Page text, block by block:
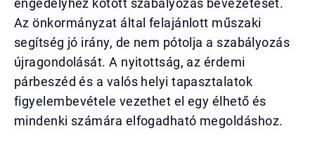
engedélyhez kötött szabályozás bevezetését.
Az önkormányzat által felajánlott műszaki
segítség jó irány, de nem pótolja a szabályozás
újragondolását. A nyitottság, az érdemi
párbeszéd és a valós helyi tapasztalatok
figyelembevétele vezethet el egy élhető és
mindenki számára elfogadható megoldáshoz.